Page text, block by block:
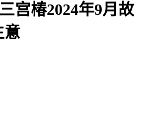
宫椿2024年9月故
意